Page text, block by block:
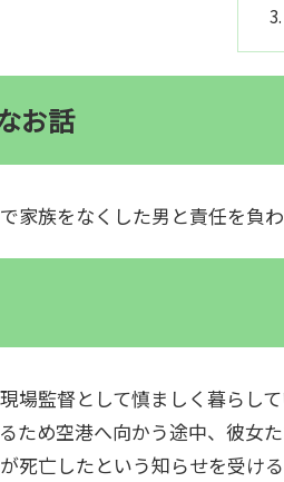
お話
家族をなくした男と責任を負
場監督として慎ましく暮らし
ため空港へ向かう途中、彼女
死亡したという知らせを受け